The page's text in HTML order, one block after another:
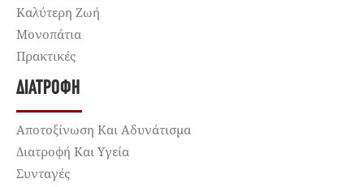
Καλύτερη Ζωή
Μονοπάτια
Πρακτικές
ΔΙΑΤΡΟΦΉ
Αποτοξίνωση Και Αδυνάτισμα
Διατροφή Και Υγεία
Συνταγές